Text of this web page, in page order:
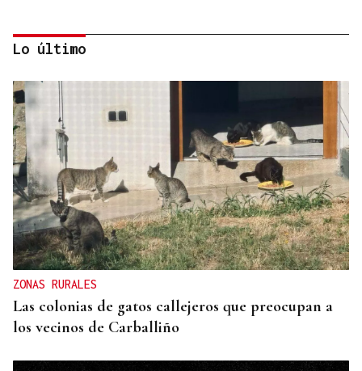
CANEDO
Un herido en la colisión entre dos coches en la
entrada a las termas de Outariz
Lo último
ZONAS RURALES
Las colonias de gatos callejeros que preocupan a
los vecinos de Carballiño